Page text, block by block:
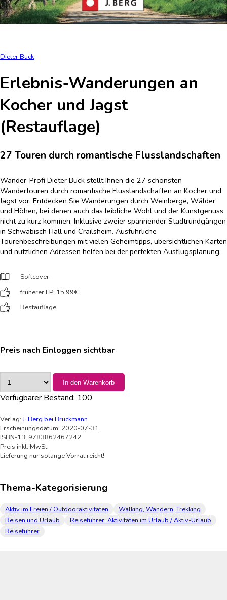
Dieter Buck
Erlebnis-Wanderungen an
Kocher und Jagst
(Restauflage)
27 Touren durch romantische Flusslandschaften
Wander-Profi Dieter Buck stellt Ihnen die 27 schönsten
Wandertouren durch romantische Flusslandschaften an Kocher und
Jagst vor. Entdecken Sie Wanderungen durch Weinberge, Wälder
und Höhen, bei denen auch das leibliche Wohl und der Kunstgenuss
nicht zu kurz kommen. Inklusive zweier spannender Stadtrundgängen
in Schwäbisch Hall und Crailsheim. Ausführliche
Tourenbeschreibungen mit vielen Geheimtipps, übersichtlichen Karten
und nützlichen Adressen helfen bei der perfekten Ausflugsplanung.
Softcover
früherer LP: 15,99€
Restauflage
Preis nach Einloggen sichtbar
In den Warenkorb
Verfügbarer Bestand: 100
Verlag:J. Berg bei Bruckmann
Erscheinungsdatum: 2020-07-31
ISBN-13: 9783862467242
Preis inkl. MwSt.
Lieferung nur solange Vorrat reicht!
Thema-Kategorisierung
Aktiv im Freien / Outdooraktivitäten
Walking, Wandern, Trekking
Reisen und Urlaub
Reiseführer: Aktivitäten im Urlaub / Aktiv-Urlaub
Reiseführer